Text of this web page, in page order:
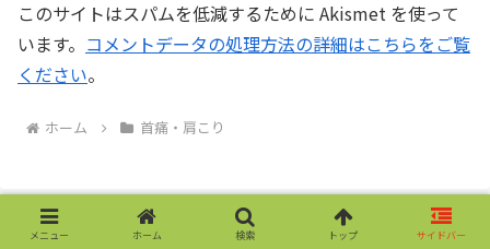
このサイトはスパムを低減するために Akismet を使って
います。 コメントデータの処理方法の詳細はこちらをご覧
ください。
ホーム 首痛・肩こり
メニュー ホーム 検索 トップ サイドバー